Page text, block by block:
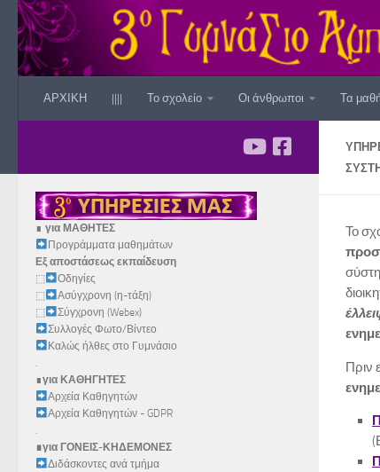
Skip to content
ΑΡΧΙΚΗ |||| Το σχολείο Οι άνθρωποι Τα
Το
Πριν
∎ για ΜΑΘΗΤΕΣ
Προγράμματα μαθημάτων
Εξ αποστάσεως εκπαίδευση
⬚
Οδηγίες
⬚
Ασύγχρονη (η-τάξη)
⬚
Σύγχρονη (Webex)
Συλλογές Φωτο/Βίντεο
Καλώς ήλθες στο Γυμνάσιο
.
∎για ΚΑΘΗΓΗΤΕΣ
Αρχεία Καθηγητών
Αρχεία Καθηγητών - GDPR
.
∎για ΓΟΝΕΙΣ-ΚΗΔΕΜΟΝΕΣ
Διδάσκοντες ανά τμήμα